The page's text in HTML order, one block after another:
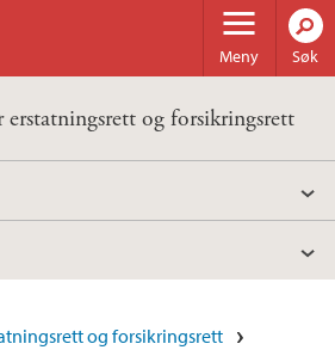
Meny Søk
erstatningsrett og forsikringsrett
og forsikringsrett